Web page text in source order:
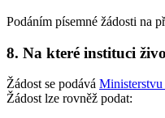
Podáním písemné žádosti na
8. Na které instituci
Žádost se podává
Žádost lze rovněž podat: